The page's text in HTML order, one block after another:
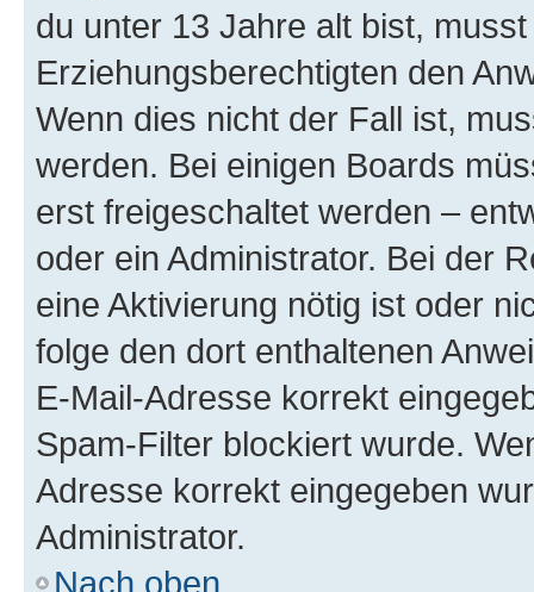
du unter 13 Jahre alt bist,
Erziehungsberechtigten den
Wenn dies nicht der Fall ist,
werden. Bei einigen Boards
erst freigeschaltet werden –
oder ein Administrator. Bei der
eine Aktivierung nötig ist oder
folge den dort enthaltenen
E-Mail-Adresse korrekt
Spam-Filter blockiert wurde.
Adresse korrekt eingegeben
Administrator.
Nach oben